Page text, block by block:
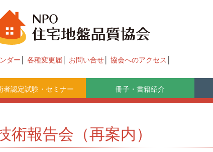
ダー 各種変更届 お問い合せ 協会へのアクセス
者認定試験・セミナー 冊子・書籍紹介
報告会（再案内）